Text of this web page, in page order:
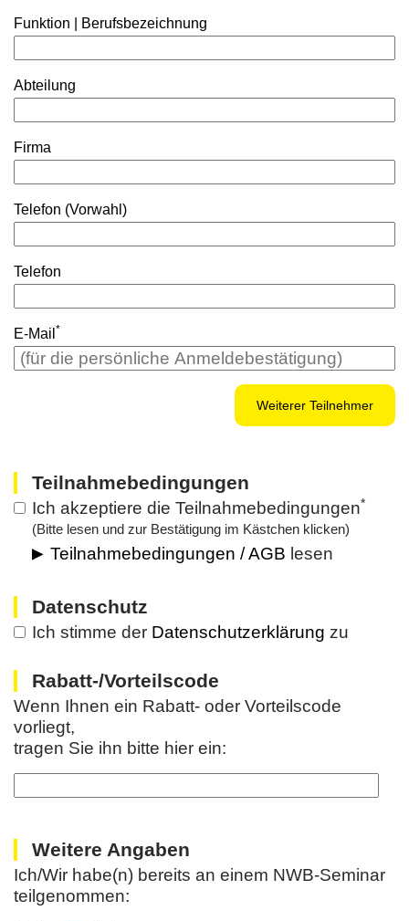
Funktion | Berufsbezeichnung
Abteilung
Firma
Telefon (Vorwahl)
Telefon
E-Mail *
Teilnahmebedingungen
Ich akzeptiere die Teilnahmebedingungen*
(Bitte lesen und zur Bestätigung im Kästchen klicken)
Teilnahmebedingungen / AGB lesen
Datenschutz
Ich stimme der Datenschutzerklärung zu
Rabatt-/Vorteilscode
Wenn Ihnen ein Rabatt- oder Vorteilscode
vorliegt,
tragen Sie ihn bitte hier ein:
Weitere Angaben
Ich/Wir habe(n) bereits an einem NWB-Seminar
teilgenommen: